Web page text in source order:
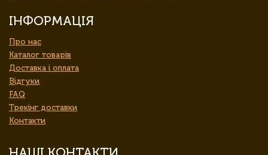
ІНФОРМАЦІЯ
Про нас
Каталог товарів
Доставка і оплата
Відгуки
FAQ
Трекінг доставки
Контакти